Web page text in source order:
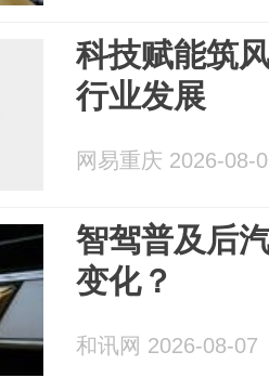
科技赋能筑
行业发展
网易重庆 2026-08-
智驾普及后
变化？
和讯网 2026-08-07